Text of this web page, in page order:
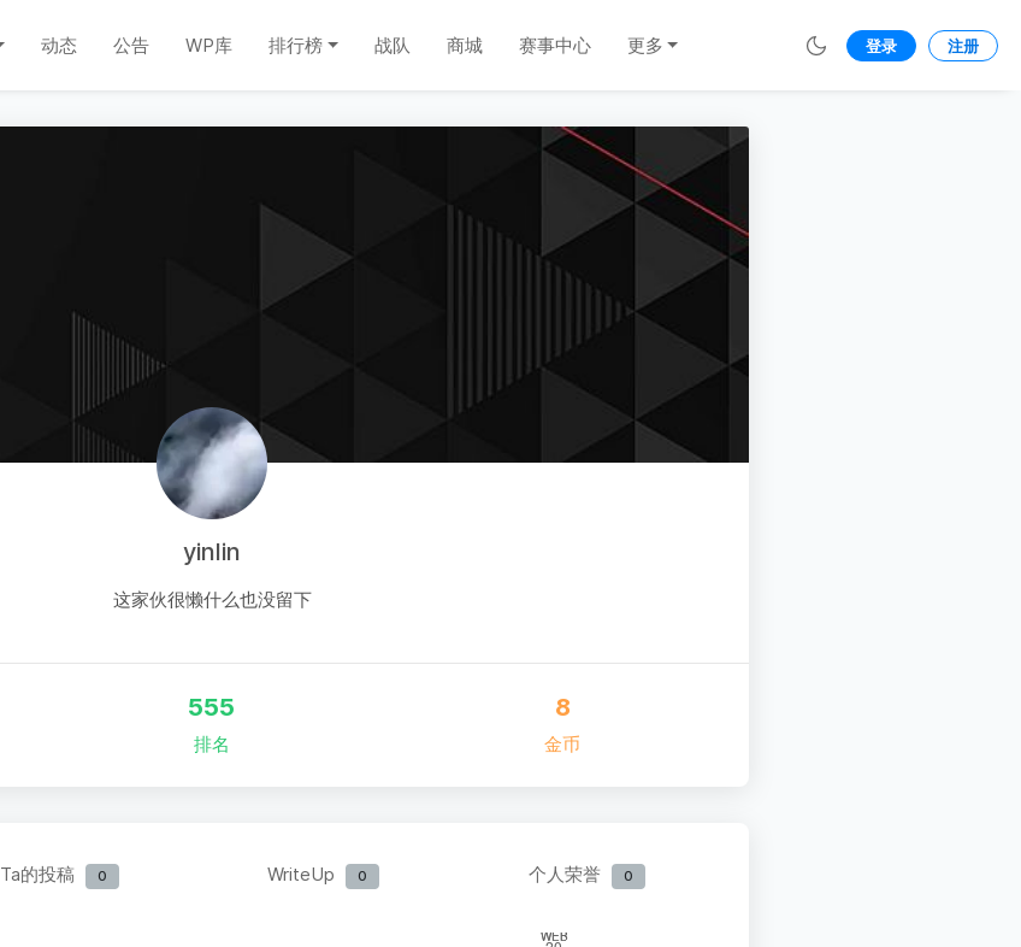
动态 公告 WP库 排行榜 战队 商城 赛事中心 更多 登录 注册
yinlin
这家伙很懒什么也没留下
555
排名
8
金币
Ta的投稿 0 WriteUp 0 个人荣誉 0